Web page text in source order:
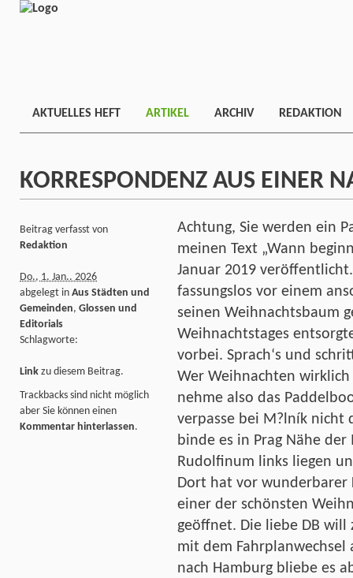
AKTUELLES HEFT ARTIKEL ARCHIV REDAKTION
KORRESPONDENZ AUS EINER
Achtung, Sie werden ein
meinen Text „Wann
Januar 2019
fassungslos vor einem
seinen Weihnachtsbaum
Weihnachtstages
vorbei. Sprach‘s und
Wer Weihnachten
nehme also das
verpasse bei M?lník nicht
binde es in Prag Nähe
Rudolfinum links liegen
Dort hat vor wunderbarer
einer der schönsten
geöffnet. Die liebe DB
mit dem
nach Hamburg bliebe es
Beitrag verfasst von
Redaktion
Do., 1. Jan.. 2026
abgelegt in Aus Städten und
Gemeinden, Glossen und
Editorials
Schlagworte:
Link zu diesem Beitrag.
Trackbacks sind nicht möglich
aber Sie können einen
Kommentar hinterlassen.